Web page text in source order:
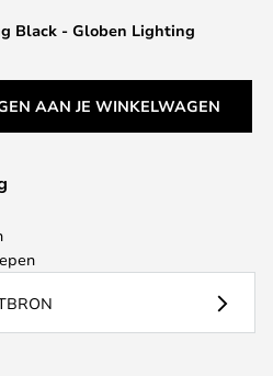
Black - Globen Lighting
AAN JE WINKELWAGEN